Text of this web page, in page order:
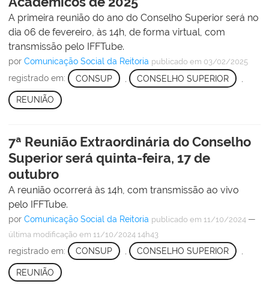
A primeira reunião do ano do Conselho Superior será no
dia 06 de fevereiro, às 14h, de forma virtual, com
transmissão pelo IFFTube.
por Comunicação Social da Reitoria publicado em 03/02/2025
registrado em: CONSUP CONSELHO SUPERIOR
REUNIÃO
7ª Reunião Extraordinária do Conselho
Superior será quinta-feira, 17 de
outubro
A reunião ocorrerá às 14h, com transmissão ao vivo
pelo IFFTube.
por Comunicação Social da Reitoria publicado em 11/10/2024 —
última modificação em 11/10/2024 14h43
registrado em: CONSUP CONSELHO SUPERIOR
REUNIÃO